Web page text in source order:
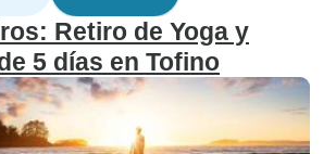
Retiro de Yoga y
5 días en Tofino